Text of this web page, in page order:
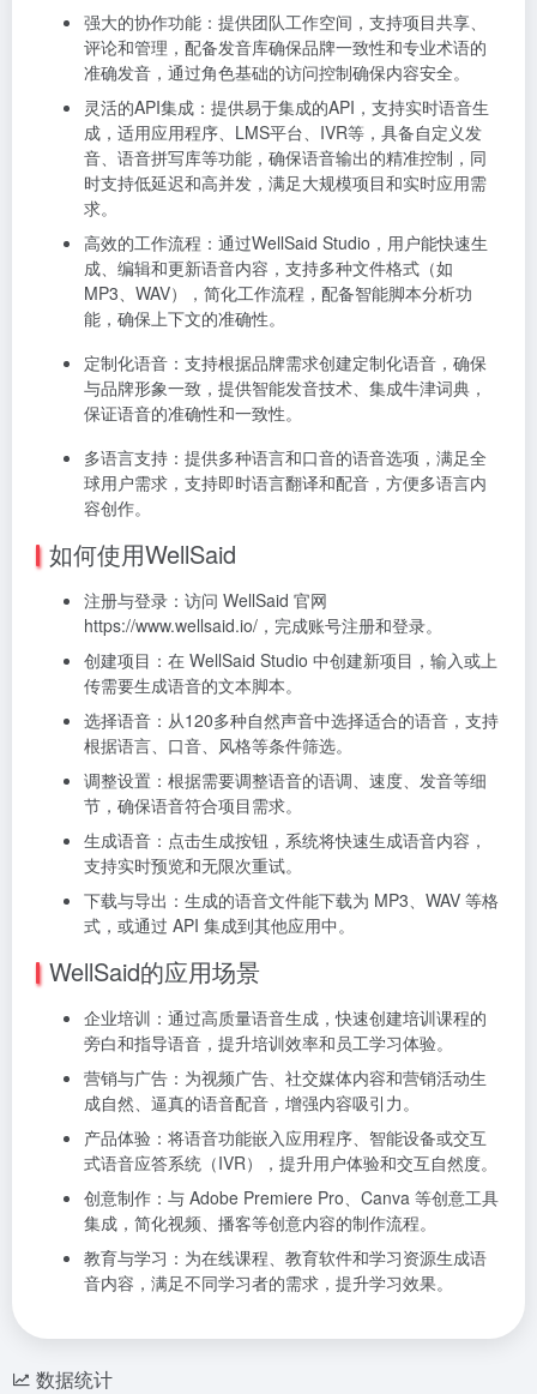
强大的协作功能：提供团队工作空间，支持项目共享、
评论和管理，配备发音库确保品牌一致性和专业术语的
准确发音，通过角色基础的访问控制确保内容安全。
灵活的API集成：提供易于集成的API，支持实时语音生
成，适用应用程序、LMS平台、IVR等，具备自定义发
音、语音拼写库等功能，确保语音输出的精准控制，同
时支持低延迟和高并发，满足大规模项目和实时应用需
求。
高效的工作流程：通过WellSaid Studio，用户能快速生
成、编辑和更新语音内容，支持多种文件格式（如
MP3、WAV），简化工作流程，配备智能脚本分析功
能，确保上下文的准确性。
定制化语音：支持根据品牌需求创建定制化语音，确保
与品牌形象一致，提供智能发音技术、集成牛津词典，
保证语音的准确性和一致性。
多语言支持：提供多种语言和口音的语音选项，满足全
球用户需求，支持即时语言翻译和配音，方便多语言内
容创作。
如何使用WellSaid
注册与登录：访问 WellSaid 官网
https://www.wellsaid.io/，完成账号注册和登录。
创建项目：在 WellSaid Studio 中创建新项目，输入或上
传需要生成语音的文本脚本。
选择语音：从120多种自然声音中选择适合的语音，支持
根据语言、口音、风格等条件筛选。
调整设置：根据需要调整语音的语调、速度、发音等细
节，确保语音符合项目需求。
生成语音：点击生成按钮，系统将快速生成语音内容，
支持实时预览和无限次重试。
下载与导出：生成的语音文件能下载为 MP3、WAV 等格
式，或通过 API 集成到其他应用中。
WellSaid的应用场景
企业培训：通过高质量语音生成，快速创建培训课程的
旁白和指导语音，提升培训效率和员工学习体验。
营销与广告：为视频广告、社交媒体内容和营销活动生
成自然、逼真的语音配音，增强内容吸引力。
产品体验：将语音功能嵌入应用程序、智能设备或交互
式语音应答系统（IVR），提升用户体验和交互自然度。
创意制作：与 Adobe Premiere Pro、Canva 等创意工具
集成，简化视频、播客等创意内容的制作流程。
教育与学习：为在线课程、教育软件和学习资源生成语
音内容，满足不同学习者的需求，提升学习效果。
数据统计